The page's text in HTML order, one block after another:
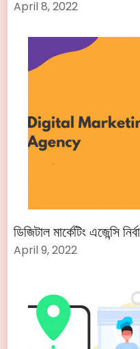
April 8, 2022
ডিজিটাল মার্কেটিং এজেন্সি
April 9, 2022